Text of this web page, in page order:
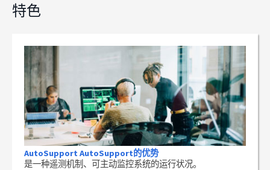
特色
AutoSupport AutoSupport的优势
是一种遥测机制、可主动监控系统的运行状况。